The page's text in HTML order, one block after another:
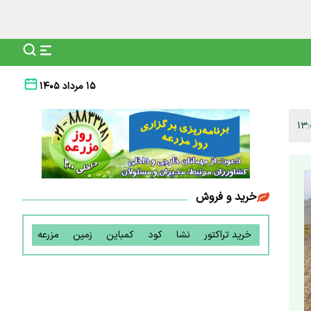
۱۵ مرداد ۱۴۰۵
خرید و فروش
خرید تراکتور نشا کود کمباین زمین مزرعه